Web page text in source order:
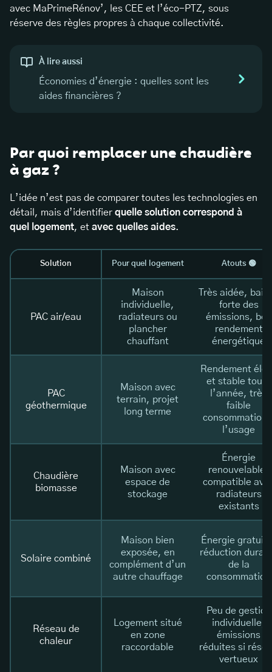
avec MaPrimeRénov’, les CEE et l’éco-PTZ, sous
réserve des règles propres à chaque collectivité.
À lire aussi
Économies d’énergie : quelles sont les
aides financières ?
Par quoi remplacer une chaudière
à gaz ?
L’idée n’est pas de comparer toutes les technologies en
détail, mais d’identifier quelle solution correspond à
quel logement, et avec quelles aides.
Solution Pour quel logement Atouts 🟢
PAC air/eau
Maison
individuelle,
radiateurs ou
plancher
chauffant
Très aidée,
forte des
émissions, bon
rendement
énergétique
PAC
géothermique
Maison avec
terrain, projet
long terme
Rendement
et stable toute
l’année, très
faible
consommation
l’usage
Chaudière
biomasse
Maison avec
espace de
stockage
Énergie
renouvelable,
compatible
radiateurs
existants
Solaire combiné
Maison bien
exposée, en
complément d’un
autre chauffage
Énergie
réduction
de la
consommation
Réseau de
chaleur
Logement situé
en zone
raccordable
Peu de gestion
individuelle,
émissions
réduites si
vertueux